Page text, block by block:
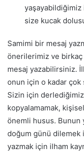
yaşayabildiğimiz
size kucak
Samimi bir mesaj
önerilerimiz ve
mesaj yazabilirsiniz.
onun için o kadar
Sizin için
kopyalamamak,
önemli husus. Bunun
doğum günü dilemek
yazmak için ilham